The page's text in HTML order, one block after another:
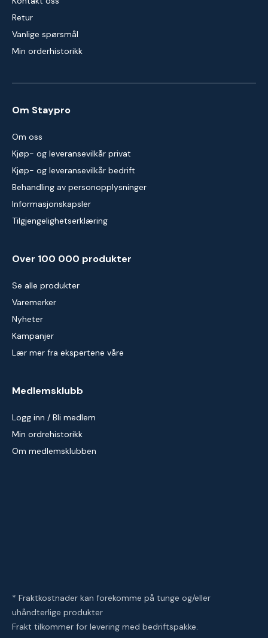
Retur
Vanlige spørsmål
Min orderhistorikk
Om Staypro
Om oss
Kjøp- og leveransevilkår privat
Kjøp- og leveransevilkår bedrift
Behandling av personopplysninger
Informasjonskapsler
Tilgjengelighetserklæring
Over 100 000 produkter
Se alle produkter
Varemerker
Nyheter
Kampanjer
Lær mer fra ekspertene våre
Medlemsklubb
Logg inn / Bli medlem
Min ordrehistorikk
Om medlemsklubben
* Fraktkostnader kan forekomme på tunge og/eller
uhåndterlige produkter
Frakt tilkommer for levering med bedriftspakke.